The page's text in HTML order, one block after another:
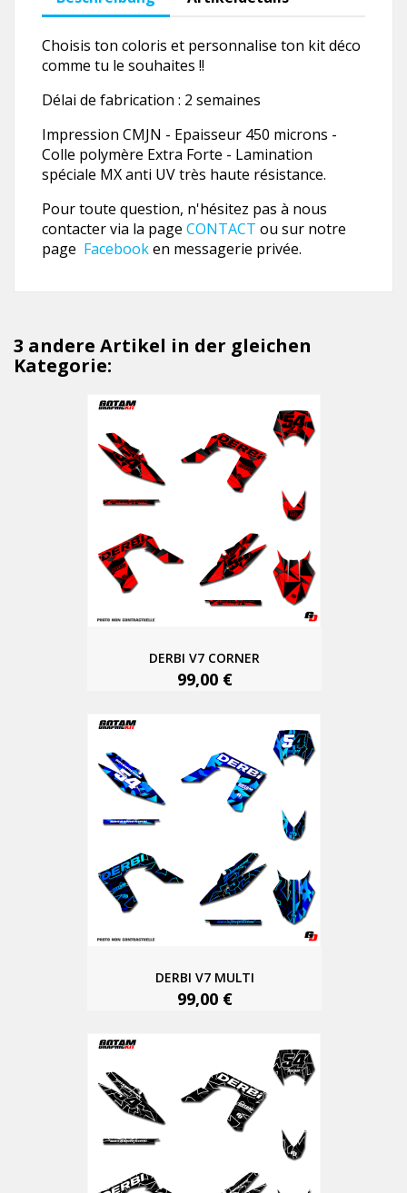
Choisis ton coloris et personnalise ton kit déco
comme tu le souhaites !!
Délai de fabrication : 2 semaines
Impression CMJN - Epaisseur 450 microns -
Colle polymère Extra Forte - Lamination
spéciale MX anti UV très haute résistance.
Pour toute question, n'hésitez pas à nous
contacter via la page CONTACT ou sur notre
page Facebooken messagerie privée.
3 andere Artikel in der gleichen
Kategorie:
DERBI V7 CORNER
99,00 €
DERBI V7 MULTI
99,00 €